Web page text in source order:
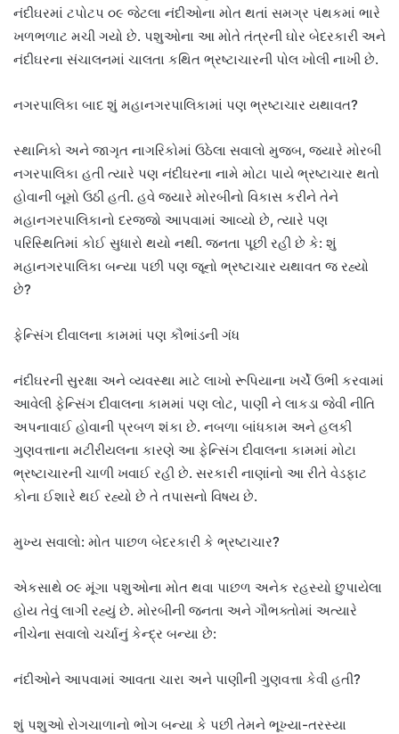
નંદીઘરમાં ટપોટપ ૦૯ જેટલા નંદીઓના મોત થતાં સમગ્ર પંથકમાં ભારે
ખળભળાટ મચી ગયો છે. પશુઓના આ મોતે તંત્રની ઘોર બેદરકારી અને
નંદીઘરના સંચાલનમાં ચાલતા કથિત ભ્રષ્ટાચારની પોલ ખોલી નાખી છે.
નગરપાલિકા બાદ શું મહાનગરપાલિકામાં પણ ભ્રષ્ટાચાર યથાવત?
સ્થાનિકો અને જાગૃત નાગરિકોમાં ઉઠેલા સવાલો મુજબ, જ્યારે મોરબી
નગરપાલિકા હતી ત્યારે પણ નંદીઘરના નામે મોટા પાયે ભ્રષ્ટાચાર થતો
હોવાની બૂમો ઉઠી હતી. હવે જ્યારે મોરબીનો વિકાસ કરીને તેને
મહાનગરપાલિકાનો દરજ્જો આપવામાં આવ્યો છે, ત્યારે પણ
પરિસ્થિતિમાં કોઈ સુધારો થયો નથી. જનતા પૂછી રહી છે કે: શું
મહાનગરપાલિકા બન્યા પછી પણ જૂનો ભ્રષ્ટાચાર યથાવત જ રહ્યો
છે?
ફેન્સિંગ દીવાલના કામમાં પણ કૌભાંડની ગંધ
નંદીઘરની સુરક્ષા અને વ્યવસ્થા માટે લાખો રૂપિયાના ખર્ચે ઉભી કરવામાં
આવેલી ફેન્સિંગ દીવાલના કામમાં પણ લોટ, પાણી ને લાકડા જેવી નીતિ
અપનાવાઈ હોવાની પ્રબળ શંકા છે. નબળા બાંધકામ અને હલકી
ગુણવત્તાના મટીરીયલના કારણે આ ફેન્સિંગ દીવાલના કામમાં મોટા
ભ્રષ્ટાચારની ચાળી ખવાઈ રહી છે. સરકારી નાણાંનો આ રીતે વેડફાટ
કોના ઈશારે થઈ રહ્યો છે તે તપાસનો વિષય છે.
મુખ્ય સવાલો: મોત પાછળ બેદરકારી કે ભ્રષ્ટાચાર?
એકસાથે ૦૯ મૂંગા પશુઓના મોત થવા પાછળ અનેક રહસ્યો છુપાયેલા
હોય તેવું લાગી રહ્યું છે. મોરબીની જનતા અને ગૌભક્તોમાં અત્યારે
નીચેના સવાલો ચર્ચાનું કેન્દ્ર બન્યા છે:
નંદીઓને આપવામાં આવતા ચારા અને પાણીની ગુણવત્તા કેવી હતી?
શું પશુઓ રોગચાળાનો ભોગ બન્યા કે પછી તેમને ભૂખ્યા-તરસ્યા